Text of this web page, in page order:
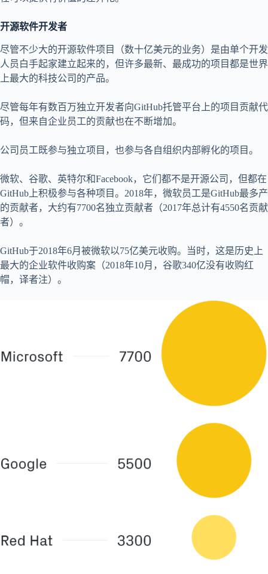
开源软件开发者
尽管不少大的开源软件项目（数十亿美元的业务）是由单个开发
人员白手起家建立起来的，但许多最新、最成功的项目都是世界
上最大的科技公司的产品。
尽管每年有数百万独立开发者向GitHub托管平台上的项目贡献代
码，但来自企业员工的贡献也在不断增加。
公司员工既参与独立项目，也参与各自组织内部孵化的项目。
微软、谷歌、英特尔和Facebook，它们都不是开源公司，但都在
GitHub上积极参与各种项目。2018年，微软员工是GitHub最多产
的贡献者，大约有7700名独立贡献者（2017年总计有4550名贡献
者）。
GitHub于2018年6月被微软以75亿美元收购。当时，这是历史上
最大的企业软件收购案（2018年10月，谷歌340亿没有收购红
帽，译者注）。